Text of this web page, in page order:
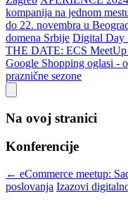
kompanija na jednom
do 22. novembra u
domena Srbije Digital Day
THE DATE: ECS
Google Shopping oglasi -
praznične sezone
Na ovoj stranici
Konferencije
← eCommerce meetup:
poslovanja Izazovi